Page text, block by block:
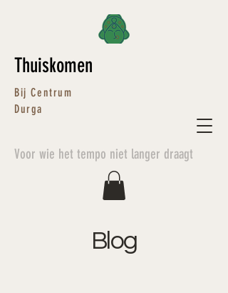
Bij Centrum
Durga
Thuiskomen
Voor wie het tempo niet langer draagt
Blog